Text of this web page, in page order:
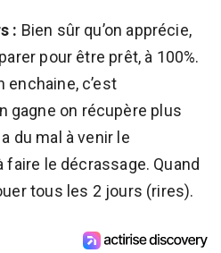
: Bien sûr qu’on apprécie,
pour être prêt, à 100%.
enchaine, c’est
gagne on récupère plus
du mal à venir le
faire le décrassage. Quand
tous les 2 jours (rires).